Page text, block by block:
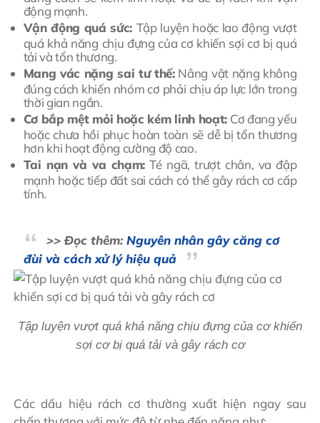
động mạnh.
Vận động quá sức: Tập luyện hoặc lao động vượt
quá khả năng chịu đựng của cơ khiến sợi cơ bị quá
tải và tổn thương.
Mang vác nặng sai tư thế:Nâng vật nặng không
đúng cách khiến nhóm cơ phải chịu áp lực lớn trong
thời gian ngắn.
Cơ bắp mệt mỏi hoặc kém linh hoạt: Cơ đang yếu
hoặc chưa hồi phục hoàn toàn sẽ dễ bị tổn thương
hơn khi hoạt động cường độ cao.
Tai nạn và va chạm: Té ngã, trượt chân, va đập
mạnh hoặc tiếp đất sai cách có thể gây rách cơ cấp
tính.
>> Đọc thêm:Nguyên nhân gây căng cơ
đùi và cách xử lý hiệu quả
Tập luyện vượt quá khả năng chịu đựng của cơ khiến
sợi cơ bị quá tải và gây rách cơ
Các dấu hiệu rách cơ thường xuất hiện ngay sau